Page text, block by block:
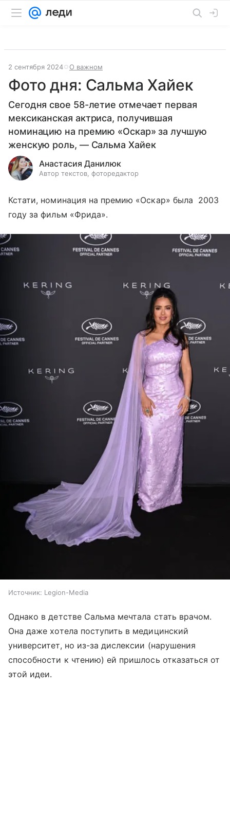
2 сентября 2024 О важном
Фото дня: Сальма Хайек
Сегодня свое 58-летие отмечает первая
мексиканская актриса, получившая
номинацию на премию «Оскар» за лучшую
женскую роль, — Сальма Хайек
Анастасия Данилюк
Автор текстов, фоторедактор
Кстати, номинация на премию «Оскар» была 2003
году за фильм «Фрида».
Источник: Legion-Media
Однако в детстве Сальма мечтала стать врачом.
Она даже хотела поступить в медицинский
университет, но из-за дислексии (нарушения
способности к чтению) ей пришлось отказаться от
этой идеи.